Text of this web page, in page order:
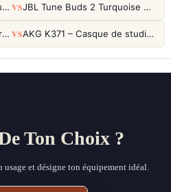
POGS The Elephant – Casque Filaire Enfants 85dB POGS-Safe™ (Éco-Responsable) VS JBL Tune Buds 2 Turquoise – Écouteurs True Wireless avec ANC et autonomie 48h
AKG K271 MKII – Casque fermé studio fiable pour une écoute neutre VS AKG K371 – Casque de studio fermé 50mm titane, réponse 5Hz-50kHz
Ton Choix ?
et désigne ton équipement idéal.